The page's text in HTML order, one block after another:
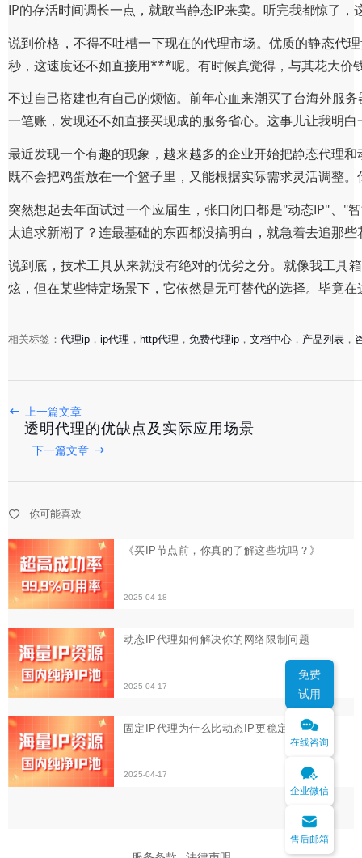
IP的存活时间调长一点，就敢当静态IP来卖。听完我都惊了，
说到价格，不得不吐槽一下现在的代理市场。优质的静态代
秒，这速度还不如直接用***呢。有时候真觉得，与其花大价
不过自己搭建也有自己的烦恼。前年心血来潮买了台海外服
一笔账，发现还不如直接买现成的服务省心。这事儿让我明
最近发现一个有趣的现象，越来越多的企业开始把静态代理
既不会把鸡蛋放在一个篮子里，又能根据实际需求灵活调整
突然想起去年面试过一个应届生，张口闭口都是"动态IP"、"
太追求新潮了？连最基础的东西都没搞明白，就急着去追那
说到底，技术工具从来就没有绝对的优劣之分。就像我工具
炫，但在某些特定场景下，它依然是无可替代的选择。毕竟
相关标签： 代理ip ， ip代理 ， http代理 ， 免费代理ip ， 文档中心 ， 产品列表 ，
上一篇文章
透明代理的优缺点及实际应用场景
下一篇文章
你可能喜欢
《买IP节点前，你真的了解这些坑吗？》
2025-04-17
2025-04-17
免费
试用
在线咨询
企业微信
售后邮箱